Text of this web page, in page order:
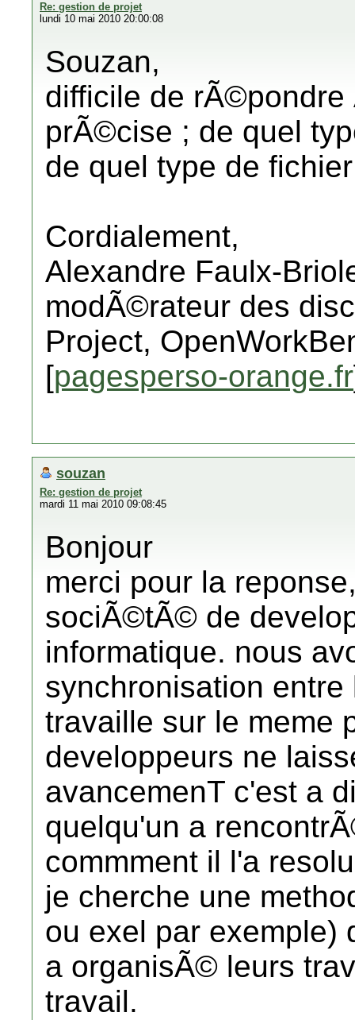
Re: gestion de projet
lundi 10 mai 2010 20:00:08
Souzan,
difficile de
prÃ©cise ; de quel
de quel type de
Cordialement,
Alexandre Faulx-
modÃ©rateur des
Project,
[pagesperso-orange.fr
souzan
Re: gestion de projet
mardi 11 mai 2010 09:08:45
Bonjour
merci pour la
sociÃ©tÃ© de
informatique. nous
synchronisation
travaille sur le meme
developpeurs ne
avancemenT c'est a
quelqu'un a
commment il l'a
je cherche une
ou exel par exemple)
a organisÃ© leurs
travail.